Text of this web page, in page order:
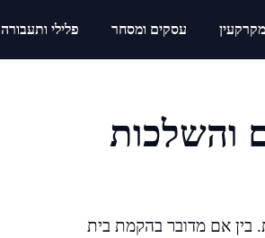
עסקים ומסחר פלילי ותעבורה
והשלכות
בין אם מדובר בהקמת בית